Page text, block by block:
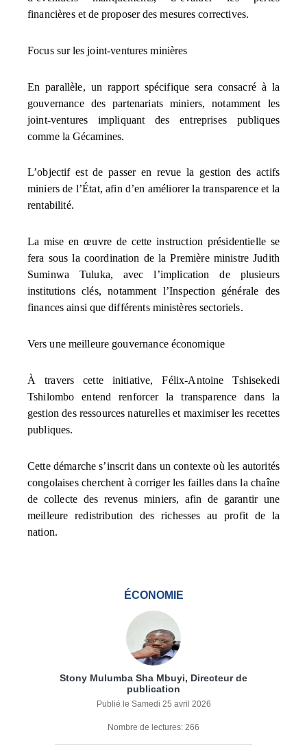
financières et de proposer des mesures correctives.
Focus sur les joint-ventures minières
En parallèle, un rapport spécifique sera consacré à la
gouvernance des partenariats miniers, notamment les
joint-ventures impliquant des entreprises publiques
comme la Gécamines.
L’objectif est de passer en revue la gestion des actifs
miniers de l’État, afin d’en améliorer la transparence et la
rentabilité.
La mise en œuvre de cette instruction présidentielle se
fera sous la coordination de la Première ministre Judith
Suminwa Tuluka, avec l’implication de plusieurs
institutions clés, notamment l’Inspection générale des
finances ainsi que différents ministères sectoriels.
Vers une meilleure gouvernance économique
À travers cette initiative, Félix-Antoine Tshisekedi
Tshilombo entend renforcer la transparence dans la
gestion des ressources naturelles et maximiser les recettes
publiques.
Cette démarche s’inscrit dans un contexte où les autorités
congolaises cherchent à corriger les failles dans la chaîne
de collecte des revenus miniers, afin de garantir une
meilleure redistribution des richesses au profit de la
nation.
ÉCONOMIE
Stony Mulumba Sha Mbuyi, Directeur de
publication
Publié le Samedi 25 avril 2026
Nombre de lectures: 266